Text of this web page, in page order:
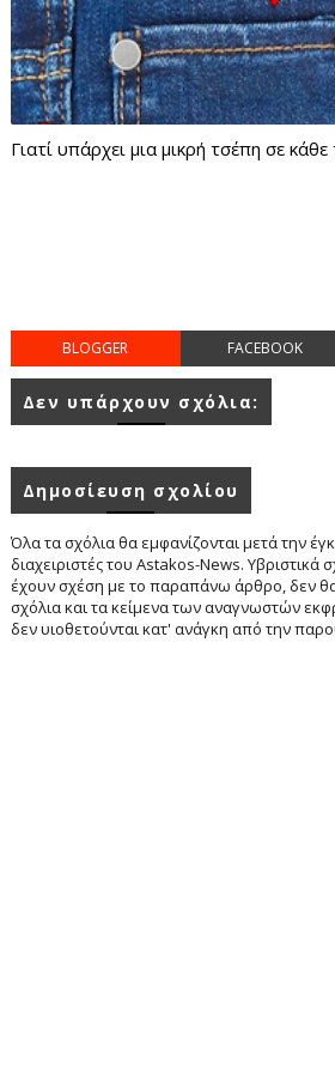
Γιατί υπάρχει μια μικρή τσέπη σε κάθε
BLOGGER FACEBOOK
Δεν υπάρχουν σχόλια:
Δημοσίευση σχολίου
Όλα τα σχόλια θα εμφανίζονται μετά την
διαχειριστές του Astakos-News. Υβριστικά
έχουν σχέση με το παραπάνω άρθρο, δεν
σχόλια και τα κείμενα των αναγνωστών
δεν υιοθετούνται κατ' ανάγκη από την